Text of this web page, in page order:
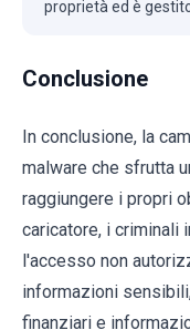
proprietà ed è
Conclusione
In conclusione, la
malware che sfrutta
raggiungere i propri
caricatore, i criminali
l'accesso non
informazioni
finanziari e